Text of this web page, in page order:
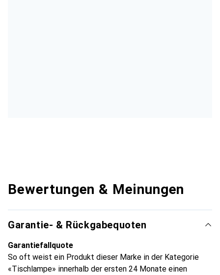
Bewertungen & Meinungen
Garantie- & Rückgabequoten
Garantiefallquote
So oft weist ein Produkt dieser Marke in der Kategorie
«Tischlampe» innerhalb der ersten 24 Monate einen